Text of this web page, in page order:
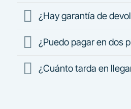
¿Hay garantía de
¿Puedo pagar en dos
¿Cuánto tarda en